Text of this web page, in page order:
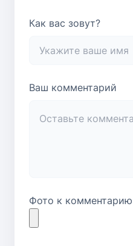
Как вас зовут?
Ваш комментарий
Фото к комментарию